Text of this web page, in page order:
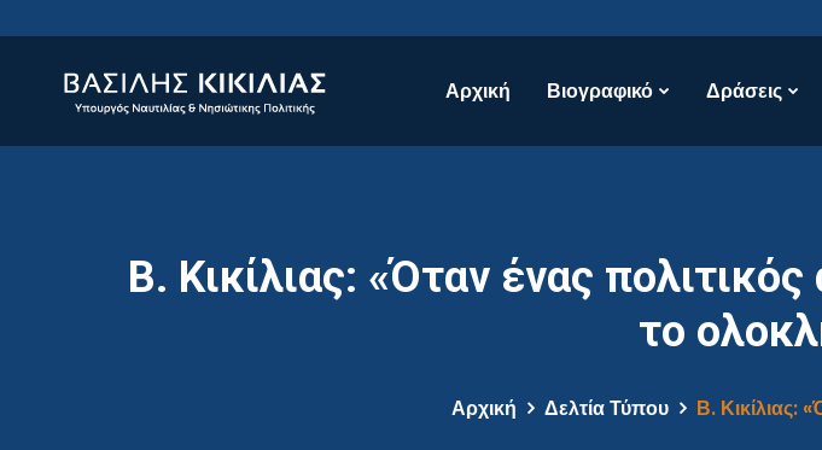
Αρχική Βιογραφικό Δράσεις
Β. Κικίλιας: «Όταν ένας
το
Αρχική Δελτία Τύπου